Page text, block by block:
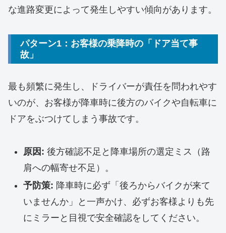
な進路変更によって発生しやすい傾向があります。
パターン1：お客様の乗降時の「ドア当て事
故」
最も頻繁に発生し、ドライバーが責任を問われやす
いのが、お客様が降車時に後方のバイクや自転車に
ドアをぶつけてしまう事故です。
原因: 後方確認不足と降車場所の選定ミス（路
肩への幅寄せ不足）。
予防策: 降車時に必ず「後ろからバイクが来て
いませんか」と一声かけ、必ずお客様よりも先
にミラーと目視で安全確認をしてください。